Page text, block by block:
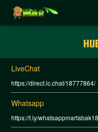
LiveChat
https://direct.lc.chat/18777864/
Whatsapp
https://t.ly/